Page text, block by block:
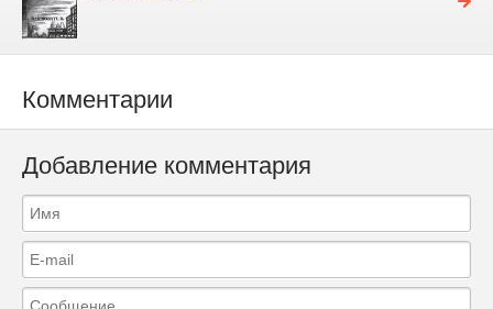
Комментарии
Добавление комментария